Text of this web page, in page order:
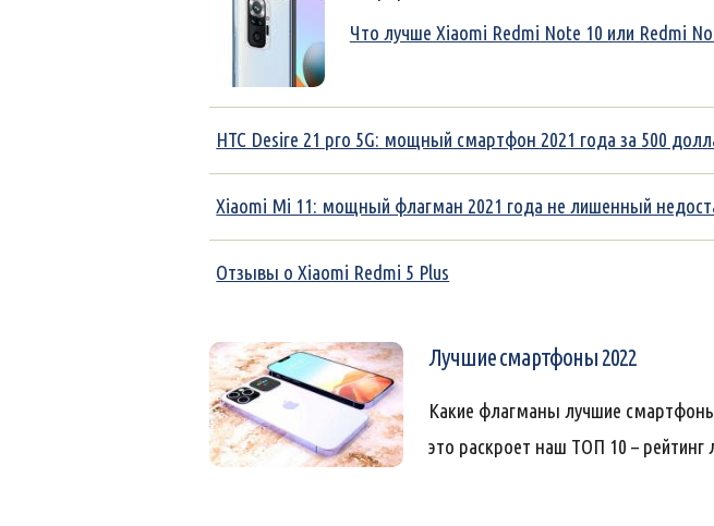
Что лучше Xiaomi Redmi Note 10 или Redmi
HTC Desire 21 pro 5G: мощный смартфон 2021 года за 500
Xiaomi Mi 11: мощный флагман 2021 года не лишенный
Отзывы о Xiaomi Redmi 5 Plus
Лучшие смартфоны 2022
Какие флагманы лучшие
это раскроет наш ТОП 10 –